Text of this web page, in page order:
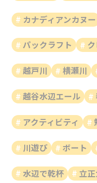
カナディアンカヌー
パックラフト
越戸川 横瀬川
越谷水辺エール
アクティビティ
川遊び ボート
水辺で乾杯 立